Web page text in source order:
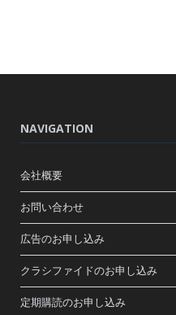
NAVIGATION
会社概要
お問い合わせ
広告のお申し込み
クラシファイドのお申し込み
定期購読のお申し込み